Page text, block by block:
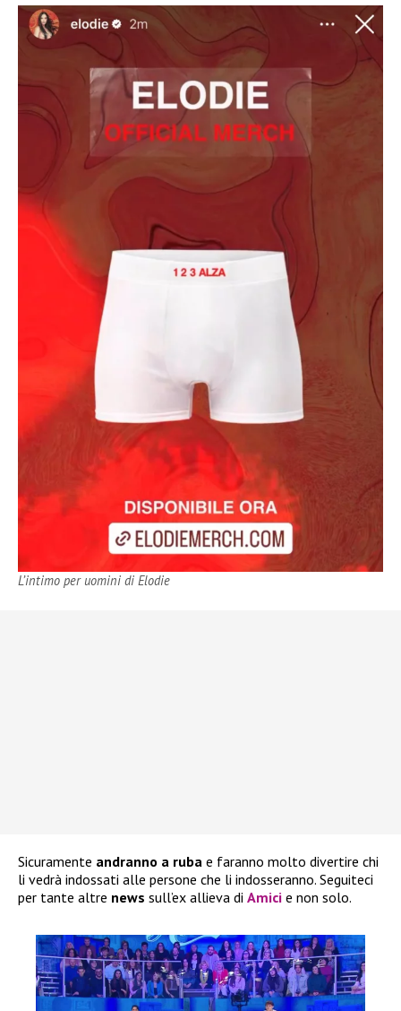
L’intimo per uomini di Elodie
Sicuramente andranno a ruba e faranno molto divertire chi
li vedrà indossati alle persone che li indosseranno. Seguiteci
per tante altre news sull’ex allieva di Amici e non solo.